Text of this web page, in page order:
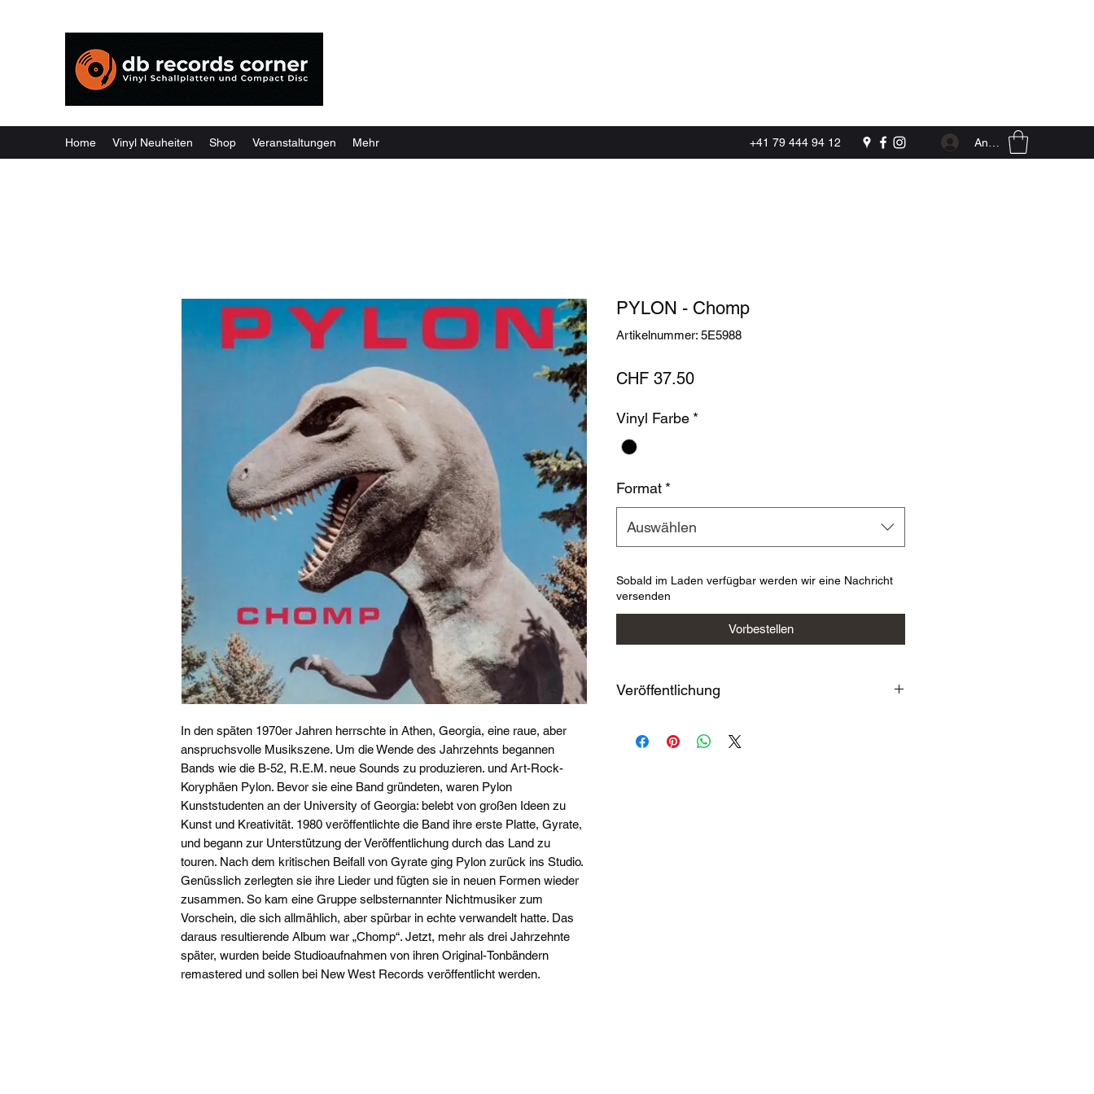
Home Vinyl Neuheiten Shop Veranstaltungen Mehr +41 79 444 94 12 Anmelden
In den späten 1970er Jahren herrschte in Athen, Georgia, eine raue, aber
anspruchsvolle Musikszene. Um die Wende des Jahrzehnts begannen
Bands wie die B-52, R.E.M. neue Sounds zu produzieren. und Art-Rock-
Koryphäen Pylon. Bevor sie eine Band gründeten, waren Pylon
Kunststudenten an der University of Georgia: belebt von großen Ideen zu
Kunst und Kreativität. 1980 veröffentlichte die Band ihre erste Platte, Gyrate,
und begann zur Unterstützung der Veröffentlichung durch das Land zu
touren. Nach dem kritischen Beifall von Gyrate ging Pylon zurück ins Studio.
Genüsslich zerlegten sie ihre Lieder und fügten sie in neuen Formen wieder
zusammen. So kam eine Gruppe selbsternannter Nichtmusiker zum
Vorschein, die sich allmählich, aber spürbar in echte verwandelt hatte. Das
daraus resultierende Album war „Chomp“. Jetzt, mehr als drei Jahrzehnte
später, wurden beide Studioaufnahmen von ihren Original-Tonbändern
remastered und sollen bei New West Records veröffentlicht werden.
PYLON - Chomp
Artikelnummer: 5E5988
CHF 37.50Preis
Vinyl Farbe *
Format *
Auswählen
Sobald im Laden verfügbar werden wir eine Nachricht
versenden
Vorbestellen
Veröffentlichung